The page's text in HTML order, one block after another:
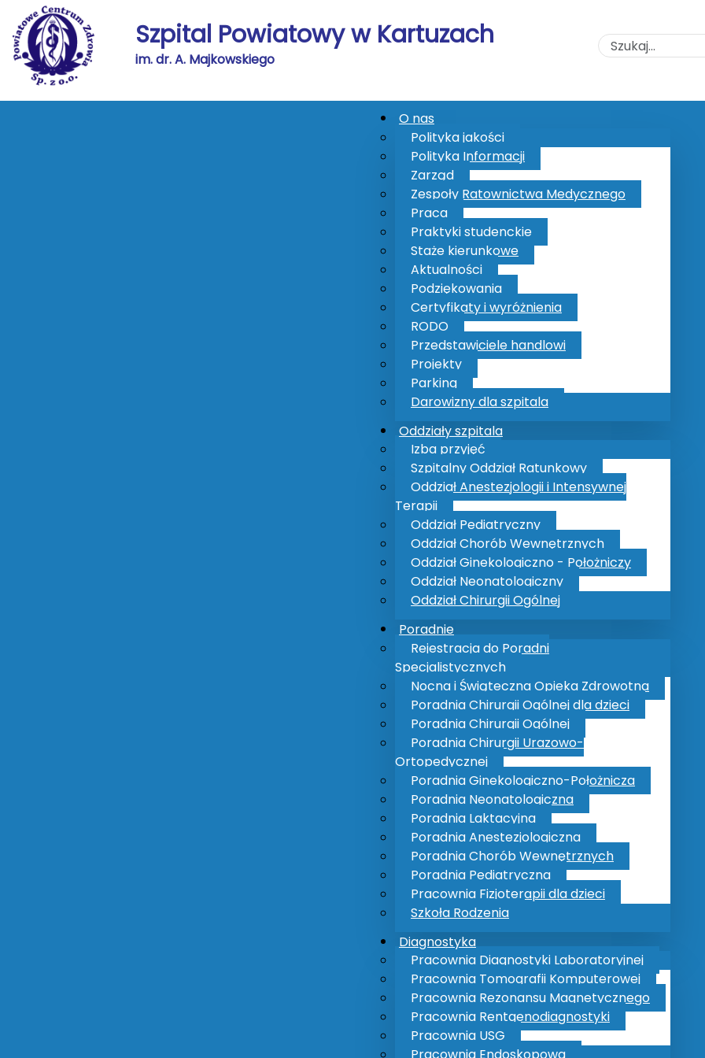
Szukaj Szpital Powiatowy w Kartuzach
im. dr. A. Majkowskiego
O nas
Polityka jakości
Polityka Informacji
Zarząd
Zespoły Ratownictwa Medycznego
Praca
Praktyki studenckie
Staże kierunkowe
Aktualności
Podziękowania
Certyfikaty i wyróżnienia
RODO
Przedstawiciele handlowi
Projekty
Parking
Darowizny dla szpitala
Oddziały szpitala
Izba przyjęć
Szpitalny Oddział Ratunkowy
Oddział Anestezjologii i Intensywnej
Terapii
Oddział Pediatryczny
Oddział Chorób Wewnętrznych
Oddział Ginekologiczno - Położniczy
Oddział Neonatologiczny
Oddział Chirurgii Ogólnej
Poradnie
Rejestracja do Poradni
Specjalistycznych
Nocna i Świąteczna Opieka Zdrowotna
Poradnia Chirurgii Ogólnej dla dzieci
Poradnia Chirurgii Ogólnej
Poradnia Chirurgii Urazowo-
Ortopedycznej
Poradnia Ginekologiczno-Położnicza
Poradnia Neonatologiczna
Poradnia Laktacyjna
Poradnia Anestezjologiczna
Poradnia Chorób Wewnętrznych
Poradnia Pediatryczna
Pracownia Fizjoterapii dla dzieci
Szkoła Rodzenia
Diagnostyka
Pracownia Diagnostyki Laboratoryjnej
Pracownia Tomografii Komputerowej
Pracownia Rezonansu Magnetycznego
Pracownia Rentgenodiagnostyki
Pracownia USG
Przedstawiciele handlowi
Zasady przedstawiania informacji handlowych dotyczących
medycznego oraz spotykania się z osobami uprawnionymi do
Kartuzach
Spotkania przedstawicieli medycznych lub handlowych celem prezentacji i reklamy produktów
wyłącznie po każdorazowym uzyskaniu zgody
Spotkania z osobami uprawnionymi do wystawiania recept zatrudnionymi w PCZ sp. z o.o. w celu
Przedstawiciele składają kompletnie wypełniony wniosek (wzór wniosku
przed planowanym terminem spotkania.
Prezes Zarządu po otrzymaniu kompletnego wniosku wyraża zgodę lub odmawia zgody na spotkanie.
Sekretariat Zarządu informuje o zgodzie lub braku zgody na spotkanie kierownika komórki organizacyjnej
Centrala Telefoniczna
Nocna i Świąteczna Opieka Zdrowotna
Rejestracja do poradni specjalistycznych
DODATKOWE INFORMACJE
Polityka Prywatności
Polityka Bezpieczeństwa
Cyberbezpieczeństwo
Mapa strony
Deklaracja dostępności
BIULETYN INFORMACJI
MEDIA SPOŁECZNOŚCIOWE